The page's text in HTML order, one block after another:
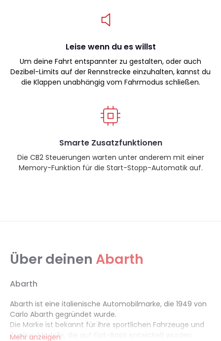
Leise wenn du es willst
Um deine Fahrt entspannter zu gestalten, oder auch
Dezibel-Limits auf der Rennstrecke einzuhalten, kannst du
die Klappen unabhängig vom Fahrmodus schließen.
Smarte Zusatzfunktionen
Die CB2 Steuerungen warten unter anderem mit einer
Memory-Funktion für die Start-Stopp-Automatik auf.
Über deinen Abarth
Mehr anzeigen
Abarth
Abarth ist eine italienische Automobilmarke, die 1949 von
Carlo Abarth gegründet wurde.
Die Marke ist bekannt für ihre sportlichen Fahrzeuge und
Tuning-Modelle, die auf Fiat-Basis entwickelt wurden.